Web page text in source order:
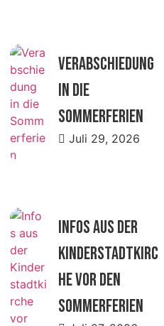
Verabschiedung
in die
Sommerferien
Juli 29, 2026
Infos aus der
Kinderstadtkirc
he vor den
Sommerferien